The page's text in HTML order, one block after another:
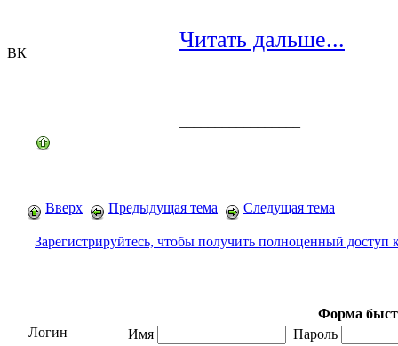
ВК
Читать дальше...
Вверх Предыдущая тема Следущая тема
Зарегистрируйтесь, чтобы получить полноценный доступ
Форма
Логин
Имя
Пароль